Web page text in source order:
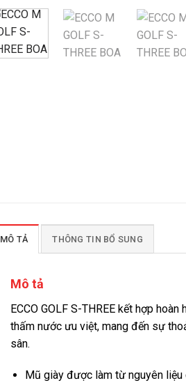
MÔ TẢ THÔNG TIN BỔ SUNG
Mô tả
ECCO GOLF S-THREE kết hợp
thấm nước ưu việt, mang đến sự
sân.
Mũ giày được làm từ nguyên